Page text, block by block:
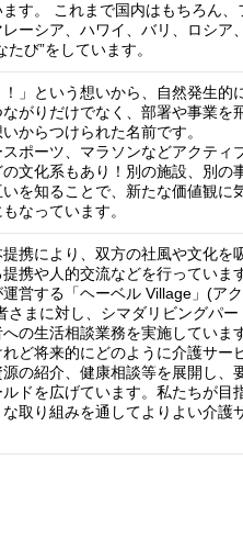
す。 これまで国内はもちろん、
ーシア、ハワイ、バリ、ロシア
び”をしています。
！」という想いから、自然発生的
がりだけでなく、部署や事業を
からつけられた名前です。
ポーツ、マラソンなどアクティ
文化系もあり！別の施設、別の
を知ることで、新たな価値観に
なっています。
携により、双方の社風や文化を
提携や人的交流などを行っていま
営する「ヘーベル Village」(ア
さまに対し、シマダリビングパ
の生活相談業務を実施していま
ど将来的にどのように介護サー
の紹介、健康相談等を展開し、
ドを広げています。私たちが目
取り組みを通してよりよい介護